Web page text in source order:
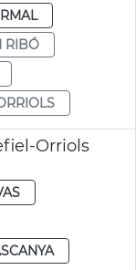
RIBÓ
Orriols